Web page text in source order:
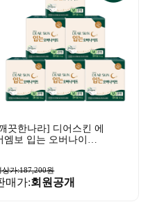
끗한나라] 디어스킨 에
엠보 입는 오버나이트
상가:187,200원
매가:회원공개